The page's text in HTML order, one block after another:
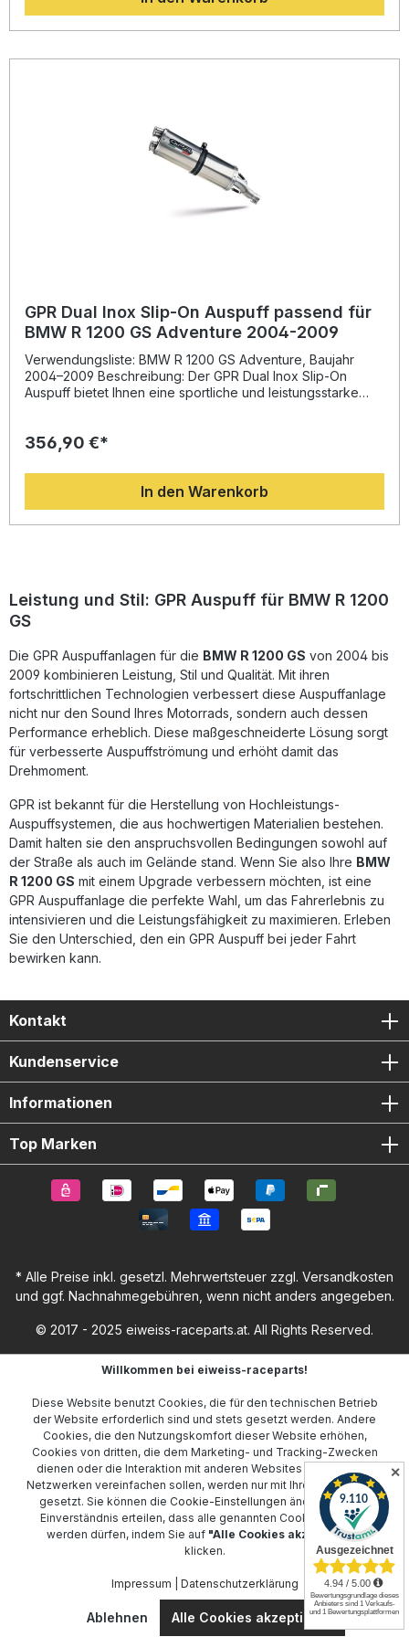
Straßenverkehr nutzen. Der herausnehmbare db-Killer
ermöglicht eine individuelle Anpassung des Sounds an Ihre
Präzision und Langlebigkeit – GPR produziert nach DIN-
und Verbindungsrohren einfach montieren. Für optimale
Ergebnisse wird die Montage in einer Fachwerkstatt
herausnehmbarem db-Killer Deutliche Gewichtseinsparung
GPR Dual Inox Slip-On Auspuff passend für
BMW R 1200 GS Adventure 2004-2009
Verwendungsliste: BMW R 1200 GS Adventure, Baujahr
2004–2009 Beschreibung: Der GPR Dual Inox Slip-On
Auspuff bietet Ihnen eine sportliche und leistungsstarke
Weltmeisterschaft kombiniert GPR modernes Design mit
Sie eine deutliche Reduzierung des Gewichts im Vergleich
zur Serienanlage und profitieren gleichzeitig von einer
verbesserten Performance. Der optimierte Auspuff sorgt
außerdem für einen kernigen, aber homologierten Sound,
Italien. Die Montage erfolgt als Plug-and-Play-System und
kann in einer Fachwerkstatt schnell und sicher umgesetzt
werden. Homologierter Slip-On Auspuff aus Edelstahl mit
Leistungssteigerung gegenüber der Serie Inklusive
herausnehmbarem db Killer und Verbindungsrohr Plug-
and-Play-Montage ohne Modifikationen Hergestellt in
Italien – hohe Fertigungsqualität Lieferumfang: GPR Dual
Inox Slip-On Auspuffanlage Removable db Killer
Verbindungsrohr Fahrzeugspezifische Halterungen und
Montagematerial Montageanleitung
356,90 €*
In den Warenkorb
Leistung und Stil: GPR Auspuff für BMW R 1200
GS
Die GPR Auspuffanlagen für die BMW R 1200 GS von 2004 bis
2009 kombinieren Leistung, Stil und Qualität. Mit ihren
fortschrittlichen Technologien verbessert diese Auspuffanlage
nicht nur den Sound Ihres Motorrads, sondern auch dessen
Performance erheblich. Diese maßgeschneiderte Lösung sorgt
für verbesserte Auspuffströmung und erhöht damit das
Drehmoment.
GPR ist bekannt für die Herstellung von Hochleistungs-
Auspuffsystemen, die aus hochwertigen Materialien bestehen.
Damit halten sie den anspruchsvollen Bedingungen sowohl auf
der Straße als auch im Gelände stand. Wenn Sie also Ihre BMW
R 1200 GS mit einem Upgrade verbessern möchten, ist eine
GPR Auspuffanlage die perfekte Wahl, um das Fahrerlebnis zu
intensivieren und die Leistungsfähigkeit zu maximieren. Erleben
Sie den Unterschied, den ein GPR Auspuff bei jeder Fahrt
bewirken kann.
Kontakt
Kundenservice
Informationen
Top Marken
* Alle Preise inkl. gesetzl. Mehrwertsteuer zzgl. Versandkosten
und ggf. Nachnahmegebühren, wenn nicht anders angegeben.
© 2017 - 2025 eiweiss-raceparts.at. All Rights Reserved.
Willkommen bei eiweiss-raceparts!
Diese Website benutzt Cookies, die für den technischen Betrieb
der Website erforderlich sind und stets gesetzt werden. Andere
Cookies, die den Nutzungskomfort dieser Website erhöhen,
Cookies von dritten, die dem Marketing- und Tracking-Zwecken
dienen oder die Interaktion mit anderen Websites und sozialen
Netzwerken vereinfachen sollen, werden nur mit Ihrer Zustimmung
gesetzt. Sie können die Cookie-Einstellungen ändern oder Ihr
Einverständnis erteilen, dass alle genannten Cookies gesetzt
werden dürfen, indem Sie auf "Alle Cookies akzeptieren"
klicken.
Impressum Datenschutzerklärung
Ablehnen Alle Cookies akzeptieren
✕